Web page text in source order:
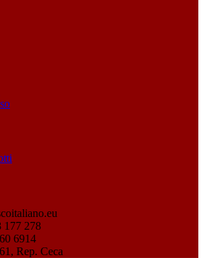
177 278
6914
Rep. Ceca